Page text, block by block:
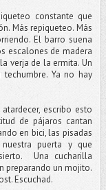
constante que
Más repiqueteo. Más
El barro suena
escalones de madera
verja de la ermita. Un
Ya no hay
escribo esto
de pájaros cantan
en bici, las pisadas
puerta y que
Una cucharilla
preparando un mojito.
Escuchad.